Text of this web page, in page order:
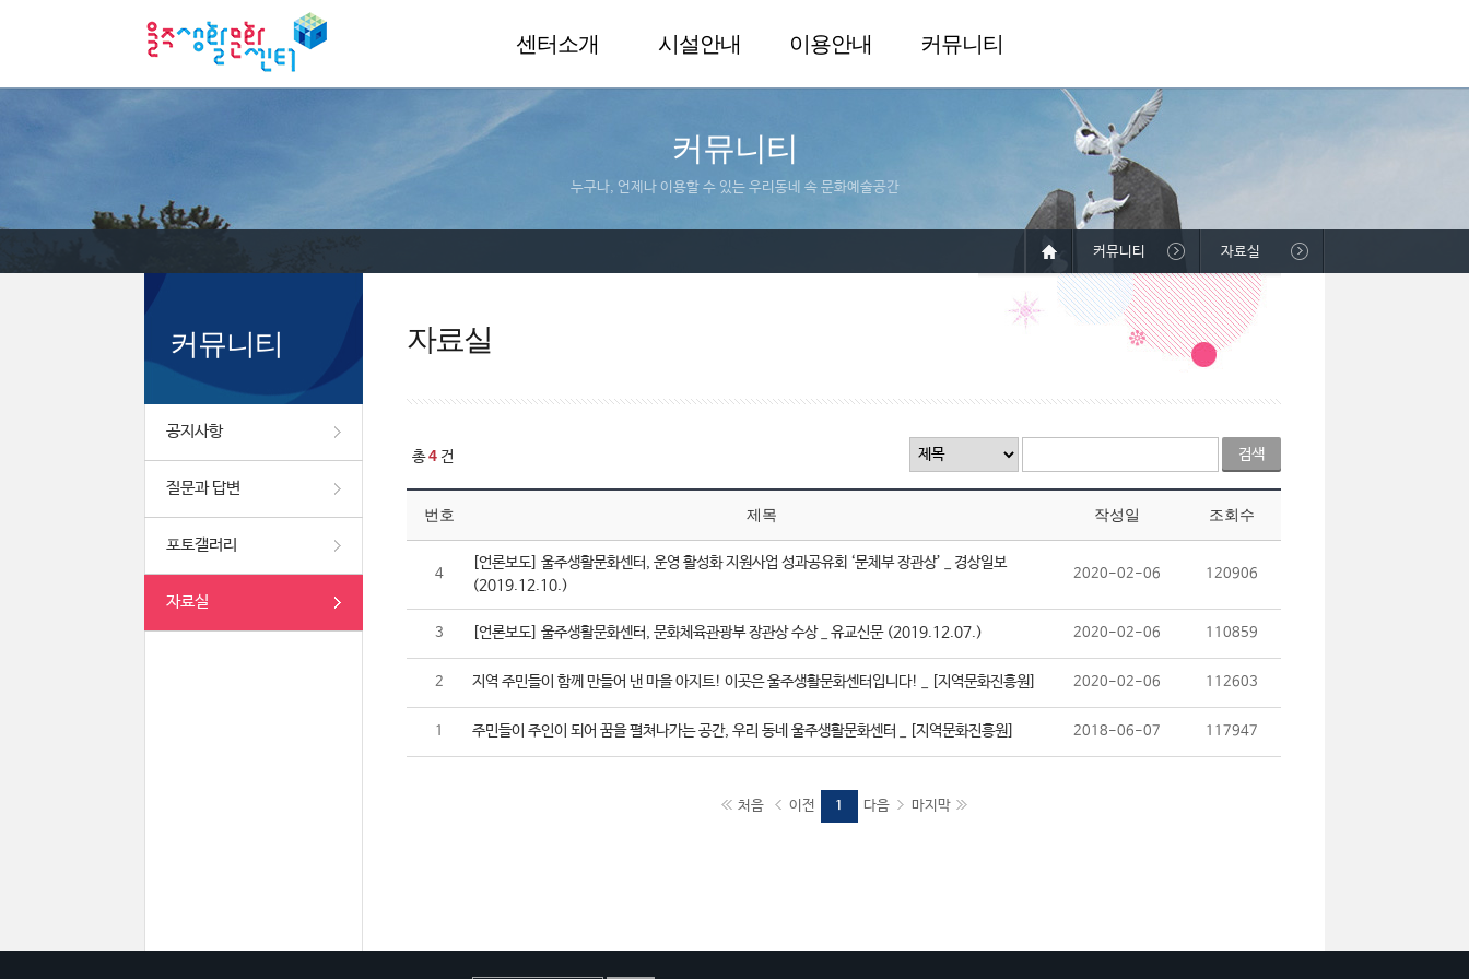
센터소개 시설안내 이용안내 커뮤니티
커뮤니티
누구나, 언제나 이용할 수 있는 우리동네 속 문화예술공간
커뮤니티
공지사항
질문과 답변
포토갤러리
자료실
커뮤니티 자료실
자료실
총4 건
번호 제목 작성일 조회수
4
[언론보도] 울주생활문화센터, 운영 활성화 지원사업 성과공유회 ‘문체부 장관상’ _ 경상일보
(2019.12.10.)
2020-02-06 120906
3 [언론보도] 울주생활문화센터, 문화체육관광부 장관상 수상 _ 유교신문 (2019.12.07.) 2020-02-06 110859
2 지역 주민들이 함께 만들어 낸 마을 아지트! 이곳은 울주생활문화센터입니다! _ [지역문화진흥원] 2020-02-06 112603
1 주민들이 주인이 되어 꿈을 펼쳐나가는 공간, 우리 동네 울주생활문화센터 _ [지역문화진흥원] 2018-06-07 117947
처음 이전 1 다음 마지막